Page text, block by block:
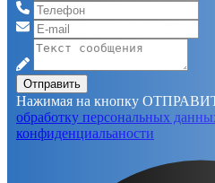
Отправить
Нажимая на кнопку
обработку персональных
конфиденциальаности